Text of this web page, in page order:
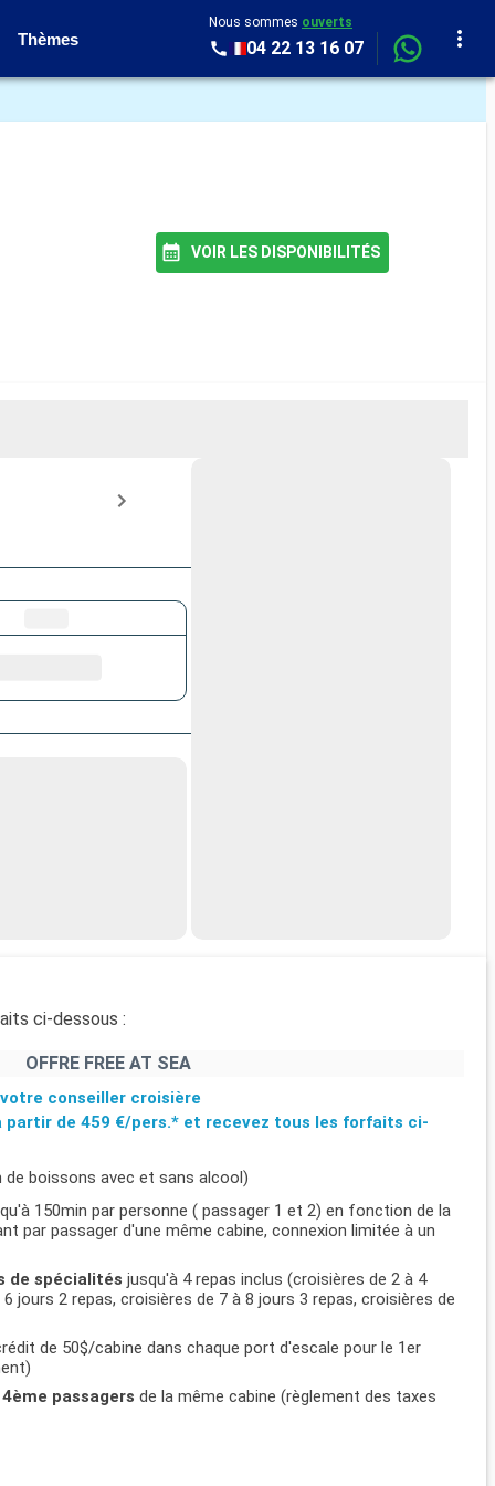
Thèmes
Nous sommes ouverts
04 22 13 16 07
VOIR LES DISPONIBILITÉS
ci-dessous :
OFFRE FREE AT SEA
conseiller croisière
partir de 459 €/pers.* et recevez tous les forfaits ci-
de boissons avec et sans alcool)
150min par personne ( passager 1 et 2) en fonction de la
par passager d'une même cabine, connexion limitée à un
de spécialités jusqu'à 4 repas inclus (croisières de 2 à 4
jours 2 repas, croisières de 7 à 8 jours 3 repas, croisières de
de 50$/cabine dans chaque port d'escale pour le 1er
passagers de la même cabine (règlement des taxes